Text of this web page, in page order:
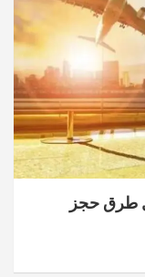
طرق حجز